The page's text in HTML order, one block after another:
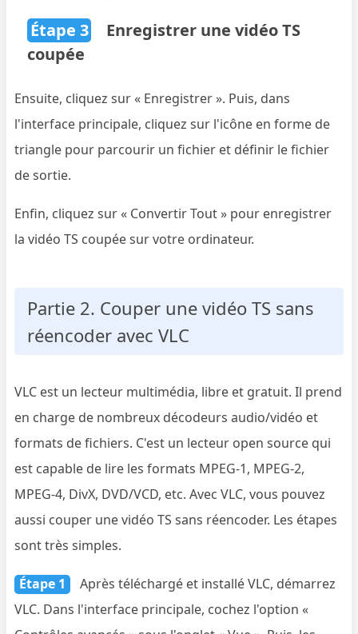
Étape 3
Enregistrer une vidéo TS
coupée
Ensuite, cliquez sur « Enregistrer ». Puis, dans
l'interface principale, cliquez sur l'icône en forme de
triangle pour parcourir un fichier et définir le fichier
de sortie.
Enfin, cliquez sur « Convertir Tout » pour enregistrer
la vidéo TS coupée sur votre ordinateur.
Partie 2. Couper une vidéo TS sans
réencoder avec VLC
VLC est un lecteur multimédia, libre et gratuit. Il prend
en charge de nombreux décodeurs audio/vidéo et
formats de fichiers. C'est un lecteur open source qui
est capable de lire les formats MPEG-1, MPEG-2,
MPEG-4, DivX, DVD/VCD, etc. Avec VLC, vous pouvez
aussi couper une vidéo TS sans réencoder. Les étapes
sont très simples.
Étape 1
Après téléchargé et installé VLC, démarrez
VLC. Dans l'interface principale, cochez l'option «